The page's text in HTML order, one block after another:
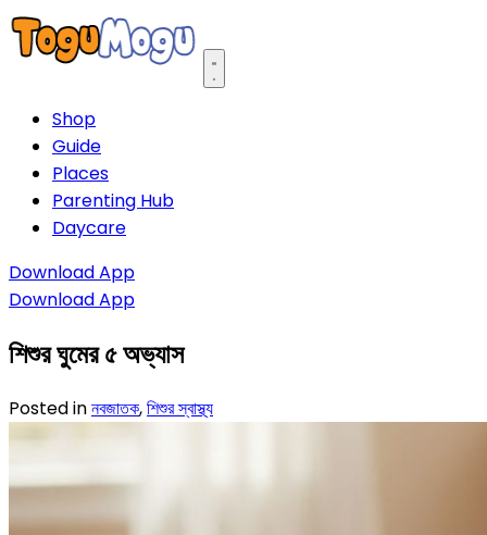
Open main menu
Shop
Guide
Places
Parenting Hub
Daycare
Download App
Download App
শিশুর ঘুমের ৫ অভ্যাস
Posted inনবজাতক,শিশুর স্বাস্থ্য